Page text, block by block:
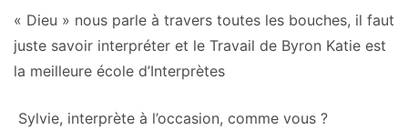
« Dieu » nous parle à travers toutes les bouches, il faut
juste savoir interpréter et le Travail de Byron Katie est
la meilleure école d’Interprètes
Sylvie, interprète à l’occasion, comme vous ?